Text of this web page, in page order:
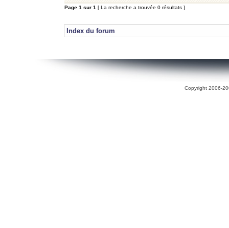
Page 1 sur 1 [ La recherche a trouvée 0 résultats ]
Index du forum
Copyright 2006-